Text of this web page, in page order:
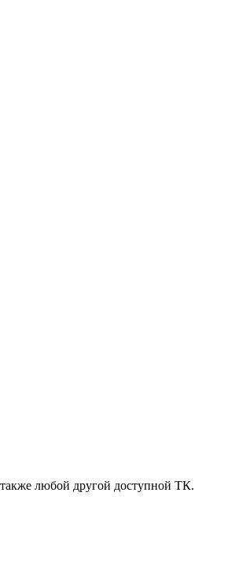
любой другой доступной ТК.